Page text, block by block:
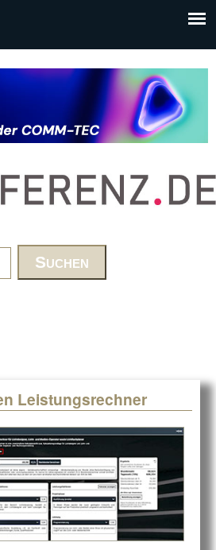
Leistungsrechner